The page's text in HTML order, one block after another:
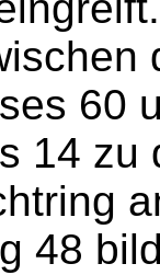
60
14 zu
48